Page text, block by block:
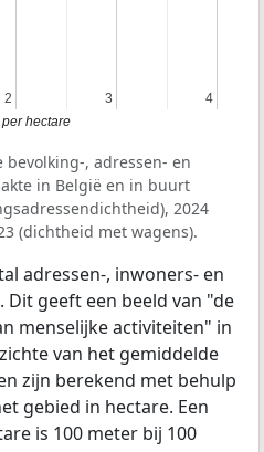
2
2 3
3 4
4
hectare
, adressen- en
in België en in buurt
2024
(dichtheid met wagens).
adressen-, inwoners- en
geeft een beeld van "de
menselijke activiteiten" in
van het gemiddelde
zijn berekend met behulp
gebied in hectare. Een
is 100 meter bij 100